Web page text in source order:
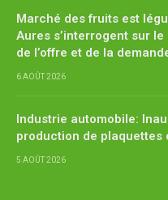
Marché des fruits est
Aures s’interrogent sur
de l’offre et de la
6 AOÛT 2026
Industrie automobile:
production de plaquettes
5 AOÛT 2026